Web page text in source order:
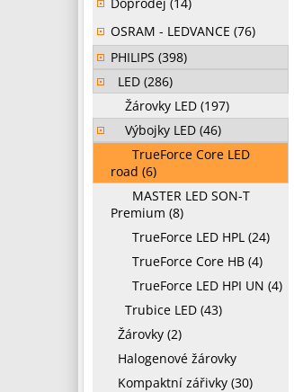
OSRAM - LEDVANCE (76)
PHILIPS (398)
LED (286)
Žárovky LED (197)
Výbojky LED (46)
TrueForce Core LED
road (6)
MASTER LED SON-T
Premium (8)
TrueForce LED HPL (24)
TrueForce Core HB (4)
TrueForce LED HPI UN (4)
Trubice LED (43)
Žárovky (2)
Halogenové žárovky
Kompaktní zářivky (30)